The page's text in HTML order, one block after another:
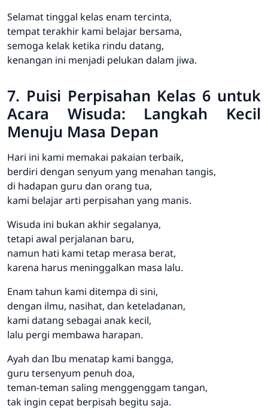
Selamat tinggal kelas enam tercinta,
tempat terakhir kami belajar bersama,
semoga kelak ketika rindu datang,
kenangan ini menjadi pelukan dalam jiwa.
7. Puisi Perpisahan Kelas 6 untuk
Acara Wisuda: Langkah Kecil
Menuju Masa Depan
Hari ini kami memakai pakaian terbaik,
berdiri dengan senyum yang menahan tangis,
di hadapan guru dan orang tua,
kami belajar arti perpisahan yang manis.
Wisuda ini bukan akhir segalanya,
tetapi awal perjalanan baru,
namun hati kami tetap merasa berat,
karena harus meninggalkan masa lalu.
Enam tahun kami ditempa di sini,
dengan ilmu, nasihat, dan keteladanan,
kami datang sebagai anak kecil,
lalu pergi membawa harapan.
Ayah dan Ibu menatap kami bangga,
guru tersenyum penuh doa,
teman-teman saling menggenggam tangan,
tak ingin cepat berpisah begitu saja.